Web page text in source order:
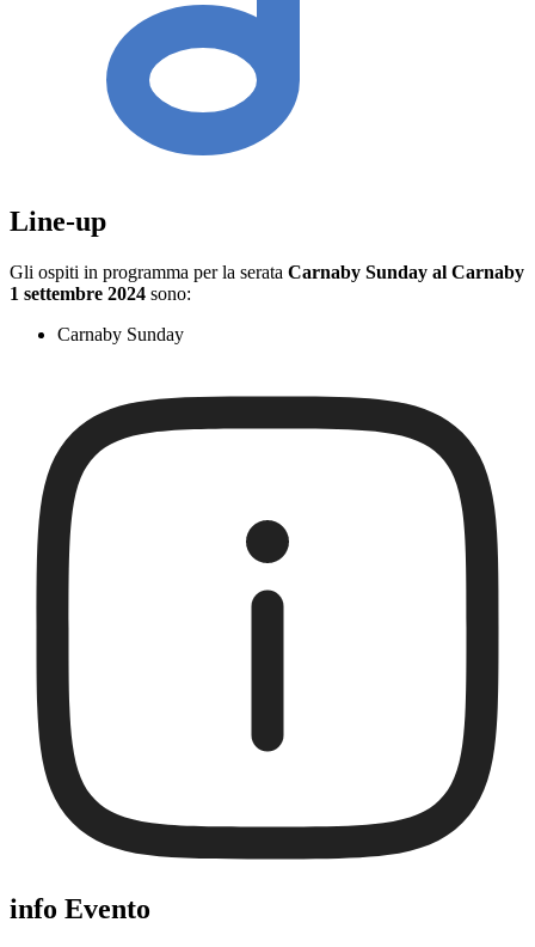
Line-up
Gli ospiti in programma per la serata Carnaby Sunday al Carnaby
1 settembre 2024 sono:
Carnaby Sunday
info Evento